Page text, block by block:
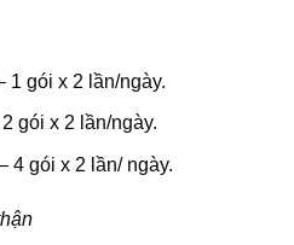
1 gói x 2 lần/ngày.
gói x 2 lần/ngày.
4 gói x 2 lần/ ngày.